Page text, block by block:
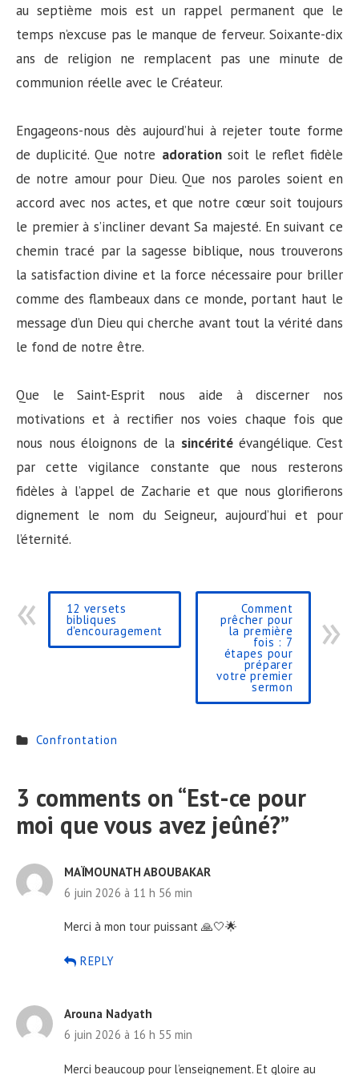
au septième mois est un rappel permanent que le
temps n’excuse pas le manque de ferveur. Soixante-dix
ans de religion ne remplacent pas une minute de
communion réelle avec le Créateur.
Engageons-nous dès aujourd’hui à rejeter toute forme
de duplicité. Que notre adorationsoit le reflet fidèle
de notre amour pour Dieu. Que nos paroles soient en
accord avec nos actes, et que notre cœur soit toujours
le premier à s’incliner devant Sa majesté. En suivant ce
chemin tracé par la sagesse biblique, nous trouverons
la satisfaction divine et la force nécessaire pour briller
comme des flambeaux dans ce monde, portant haut le
message d’un Dieu qui cherche avant tout la vérité dans
le fond de notre être.
Que le Saint-Esprit nous aide à discerner nos
motivations et à rectifier nos voies chaque fois que
nous nous éloignons de la sincéritéévangélique. C’est
par cette vigilance constante que nous resterons
fidèles à l’appel de Zacharie et que nous glorifierons
dignement le nom du Seigneur, aujourd’hui et pour
l’éternité.
12 versets
bibliques
d'encouragement
Comment
prêcher pour
la première
fois : 7
étapes pour
préparer
votre premier
sermon
Confrontation
3 comments on “Est-ce pour
moi que vous avez jeûné?”
MAÏMOUNATH ABOUBAKAR
6 juin 2026 à 11 h 56 min
Merci à mon tour puissant 🙏🤍🌟
REPLY
Arouna Nadyath
6 juin 2026 à 16 h 55 min
Merci beaucoup pour l’enseignement. Et gloire au